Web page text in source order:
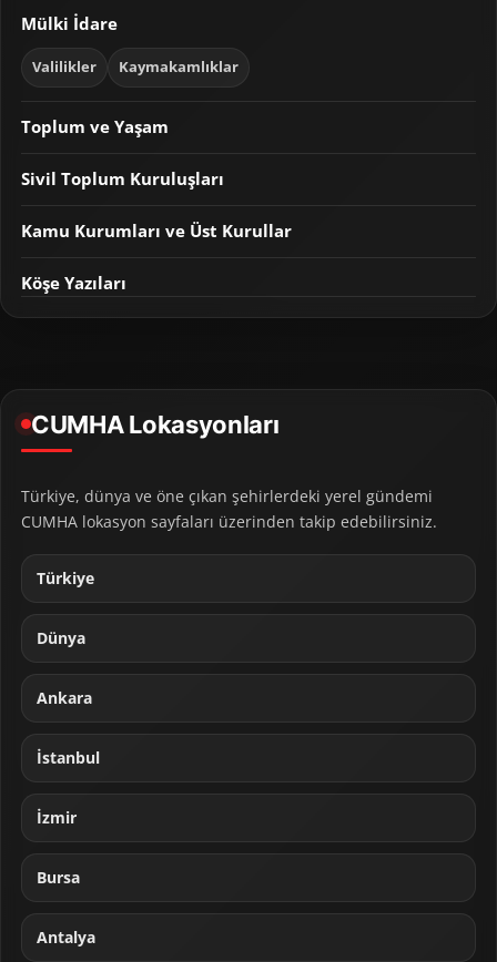
Mülki İdare
Valilikler Kaymakamlıklar
Toplum ve Yaşam
Sivil Toplum Kuruluşları
Kamu Kurumları ve Üst Kurullar
Köşe Yazıları
CUMHA Lokasyonları
Türkiye, dünya ve öne çıkan şehirlerdeki yerel gündemi
CUMHA lokasyon sayfaları üzerinden takip edebilirsiniz.
Türkiye
Dünya
Ankara
İstanbul
İzmir
Bursa
Antalya